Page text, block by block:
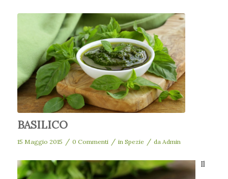
BASILICO
15 Maggio 2015 / 0 Commenti / in Spezie / da Admin
Il